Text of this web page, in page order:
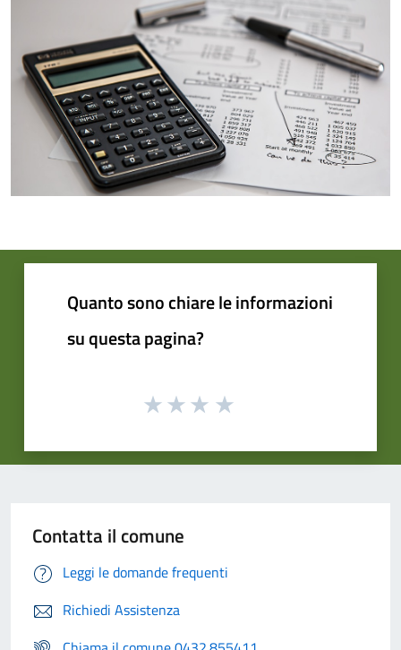
Quanto sono chiare le informazioni
su questa pagina?
Contatta il comune
Leggi le domande frequenti
Richiedi Assistenza